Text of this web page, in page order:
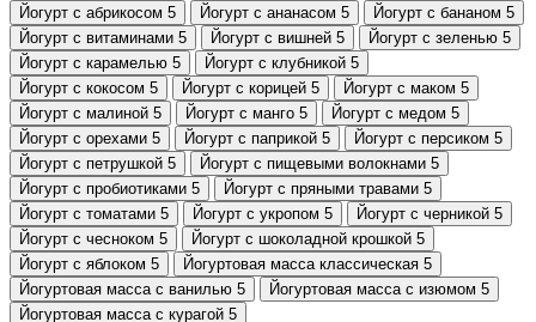
Йогурт с абрикосом 5 Йогурт с ананасом 5 Йогурт с бананом 5
Йогурт с витаминами 5 Йогурт с вишней 5 Йогурт с зеленью 5
Йогурт с карамелью 5 Йогурт с клубникой 5
Йогурт с кокосом 5 Йогурт с корицей 5 Йогурт с маком 5
Йогурт с малиной 5 Йогурт с манго 5 Йогурт с медом 5
Йогурт с орехами 5 Йогурт с паприкой 5 Йогурт с персиком 5
Йогурт с петрушкой 5 Йогурт с пищевыми волокнами 5
Йогурт с пробиотиками 5 Йогурт с пряными травами 5
Йогурт с томатами 5 Йогурт с укропом 5 Йогурт с черникой 5
Йогурт с чесноком 5 Йогурт с шоколадной крошкой 5
Йогурт с яблоком 5 Йогуртовая масса классическая 5
Йогуртовая масса с ванилью 5 Йогуртовая масса с изюмом 5
Йогуртовая масса с курагой 5